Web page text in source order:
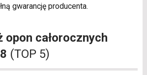
gwarancję producenta.
opon całorocznych
(TOP 5)